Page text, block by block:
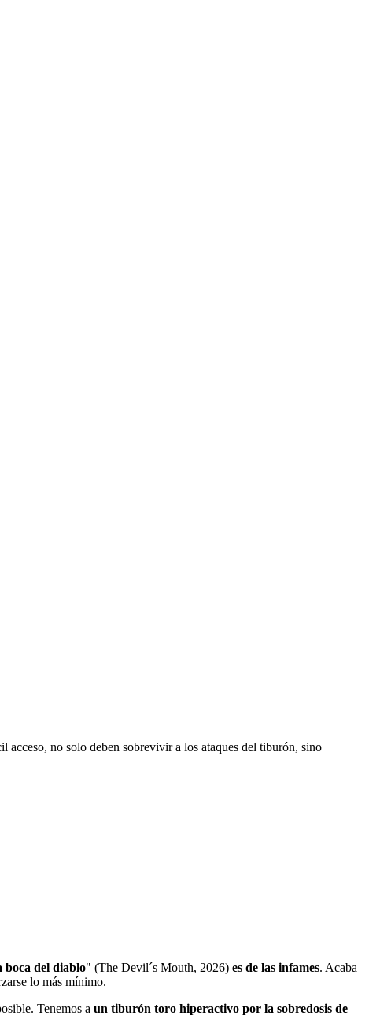
acceso, no solo deben sobrevivir a los ataques del tiburón, sino
boca del diablo" (The Devil´s Mouth, 2026) es de las infames. Acaba
lo más mínimo.
Tenemos a un tiburón toro hiperactivo por la sobredosis de